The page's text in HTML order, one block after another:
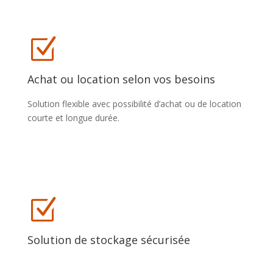
Z
Achat ou location selon vos besoins
Solution flexible avec possibilité d’achat ou de location
courte et longue durée.
Z
Solution de stockage sécurisée